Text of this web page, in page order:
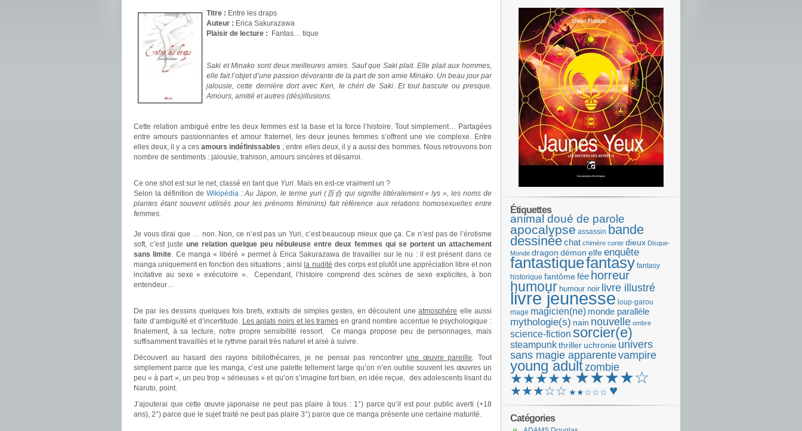
Titre : Entre les draps
Auteur : Erica Sakurazawa
Plaisir de lecture :
Fantas… tique
Saki et Minako sont deux meilleures amies. Sauf que Saki plait. Elle plait aux hommes,
elle fait l’objet d’une passion dévorante de la part de son amie Minako. Un beau jour par
jalousie, cette dernière dort avec Ken, le chéri de Saki. Et tout bascule ou presque.
Amours, amitié et autres (dés)illusions.
Cette relation ambiguë entre les deux femmes est la base et la force l’histoire. Tout simplement… Partagées
entre amours passionnantes et amour fraternel, les deux jeunes femmes s’offrent une vie complexe. Entre
elles deux, il y a ces amours indéfinissables ; entre elles deux, il y a aussi des hommes. Nous retrouvons bon
nombre de sentiments : jalousie, trahison, amours sincères et désarroi.
Ce one shot est sur le net, classé en tant que Yuri. Mais en est-ce vraiment un ?
Selon la définition de Wikipédia:Au Japon, le terme yuri (百合 qui signifie littéralement « lys », les noms de
plantes étant souvent utilisés pour les prénoms féminins) fait référence aux relations homosexuelles entre
femmes.
Je vous dirai que … non. Non, ce n’est pas un Yuri, c’est beaucoup mieux que ça. Ce n’est pas de l’érotisme
soft, c’est juste une relation quelque peu nébuleuse entre deux femmes qui se portent un attachement
sans limite. Ce manga « libéré » permet à Erica Sakurazawa de travailler sur le nu : il est présent dans ce
manga uniquement en fonction des situations ; ainsi la nudité des corps est plutôt une appréciation libre et non
incitative au sexe « exécutoire ». Cependant, l’histoire comprend des scènes de sexe explicites, à bon
entendeur…
De par les dessins quelques fois brefs, extraits de simples gestes, en découlent uneatmosphère elle aussi
faite d’ambiguïté et d’incertitude. Les aplats noirs et les trames en grand nombre accentue le psychologique :
finalement, à sa lecture, notre propre sensibilité ressort. Ce manga propose peu de personnages, mais
suffisamment travaillés et le rythme parait très naturel et aisé à suivre.
Découvert au hasard des rayons bibliothécaires, je ne pensai pas rencontrerune œuvre pareille. Tout
simplement parce que les manga, c’est une palette tellement large qu’on n’en oublie souvent les œuvres un
peu « à part », un peu trop « sérieuses » et qu’on s’imagine fort bien, en idée reçue, des adolescents lisant du
Naruto, point.
J’ajouterai que cette œuvre japonaise ne peut pas plaire à tous : 1°) parce qu’il est pour public averti (+18
ans), 2°) parce que le sujet traité ne peut pas plaire 3°) parce que ce manga présente une certaine maturité.
Étiquettes
animal doué de parole
apocalypse assassin bande
dessinéechat chimère conte dieux Disque-
Monde dragon démon elfeenquête
fantastiquefantasy fantasy
historique fantômefée horreur
humour humour noir livre illustré
livre jeunesse loup-garou
mage magicien(ne) monde parallèle
mythologie(s) nain nouvelle ombre
science-fiction sorcier(e)
steampunkthriller uchronie univers
sans magie apparentevampire
young adultzombie
★★★★★ ★★★★☆
★★★☆☆ ★★☆☆☆ ♥
Catégories